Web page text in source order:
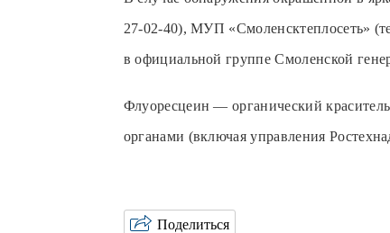
27-02-40), МУП «Смоленсктеплосеть»
в официальной группе Смоленской
Флуоресцеин — органический
органами (включая управления
Поделиться